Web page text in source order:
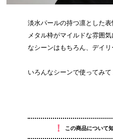
淡水パールの持つ凛とした
メタル枠がマイルドな雰囲
なシーンはもちろん、デイリ
いろんなシーンで使ってみて
！ この商品について